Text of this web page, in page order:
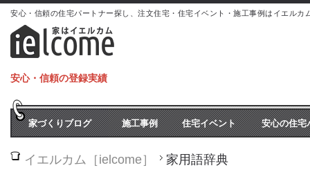
安心・信頼の住宅パートナー探し、注文住宅・住宅イベント・施工事例はイエルカ
安心・信頼の登録実績
家づくりブログ 施工事例 住宅イベント 安心の住宅
イエルカム［ielcome］ 家用語辞典